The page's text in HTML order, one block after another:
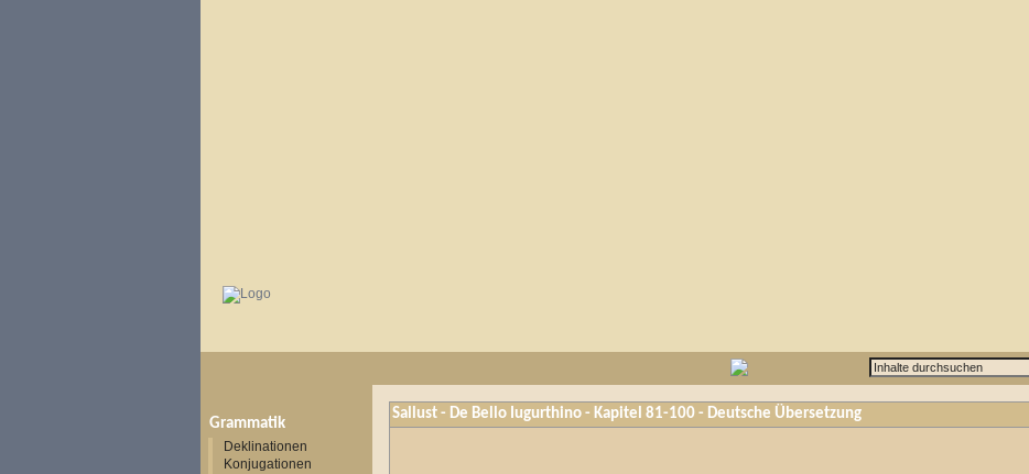
Grammatik
Deklinationen
Konjugationen
Sallust - De Bello Iugurthino - Kapitel 81-100 - Deutsche Übersetzung